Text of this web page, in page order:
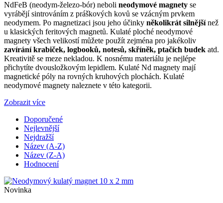
NdFeB (neodym-železo-bór) neboli neodymové magnety se
vyrábějí sintrováním z práškových kovů se vzácným prvkem
neodymem. Po magnetizaci jsou jeho účinky několikrát silnějšínež
u klasických feritových magnetů. Kulaté ploché neodymové
magnety všech velikostí můžete použít zejména pro jakékoliv
zavírání krabiček, logbooků, notesů, skříněk, ptačích budek atd.
Kreativitě se meze nekladou. K nosnému materiálu je nejlépe
přichytíte dvousložkovým lepidlem. Kulaté Nd magnety mají
magnetické póly na rovných kruhových plochách. Kulaté
neodymové magnety naleznete v této kategorii.
Zobrazit více
Doporučené
Nejlevnější
Nejdražší
Název (A-Z)
Název (Z-A)
Hodnocení
Novinka